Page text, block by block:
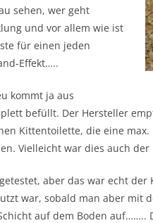
sehen, wer geht
und vor allem wie ist
für einen jeden
Effekt…..
kommt ja aus
befüllt. Der Hersteller
Kittentoilette, die eine
Vielleicht war dies auch
aber das war echt
war, sobald man aber mit
auf dem Boden auf……..